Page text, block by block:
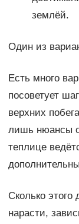
землёй.
Один из
Есть много
посоветует
верхних
лишь нюансы
теплице
Сколько этого
нарасти,